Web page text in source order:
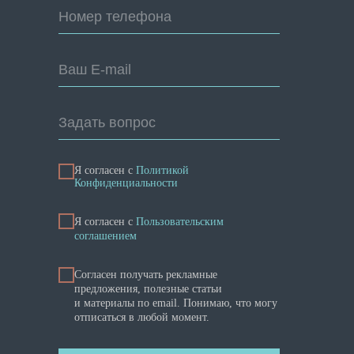
Номер телефона
Ваш E-mail
Задать вопрос
Я согласен с Политикой
Конфиденциальности
Я cогласен с Пользовательским
соглашением
Согласен получать рекламные
предложения, полезные статьи
и материалы по email. Понимаю, что могу
отписаться в любой момент.